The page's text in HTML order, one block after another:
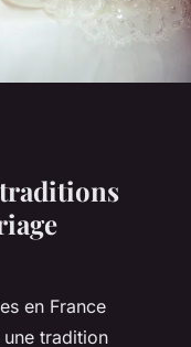
en France
tradition